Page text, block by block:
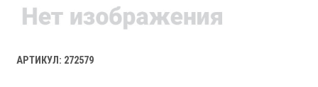
АРТИКУЛ: 272579